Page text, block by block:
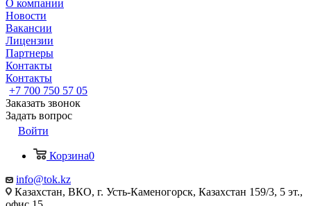
О компании
Новости
Вакансии
Лицензии
Партнеры
Контакты
Контакты
+7 700 750 57 05
Заказать звонок
Задать вопрос
Войти
Корзина0
info@tok.kz
Казахстан, ВКО, г. Усть-Каменогорск, Казахстан 159/3, 5 эт.,